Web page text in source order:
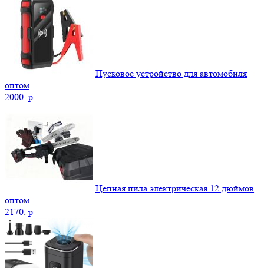
Пусковое устройство для автомобиля
оптом
2000. p
Цепная пила электрическая 12 дюймов
оптом
2170. p